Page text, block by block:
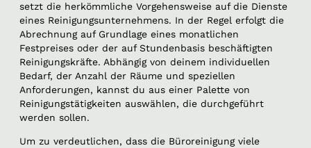
setzt die herkömmliche Vorgehensweise auf die Dienste
eines Reinigungsunternehmens. In der Regel erfolgt die
Abrechnung auf Grundlage eines monatlichen
Festpreises oder der auf Stundenbasis beschäftigten
Reinigungskräfte. Abhängig von deinem individuellen
Bedarf, der Anzahl der Räume und speziellen
Anforderungen, kannst du aus einer Palette von
Reinigungstätigkeiten auswählen, die durchgeführt
werden sollen.
Um zu verdeutlichen, dass die Büroreinigung viele